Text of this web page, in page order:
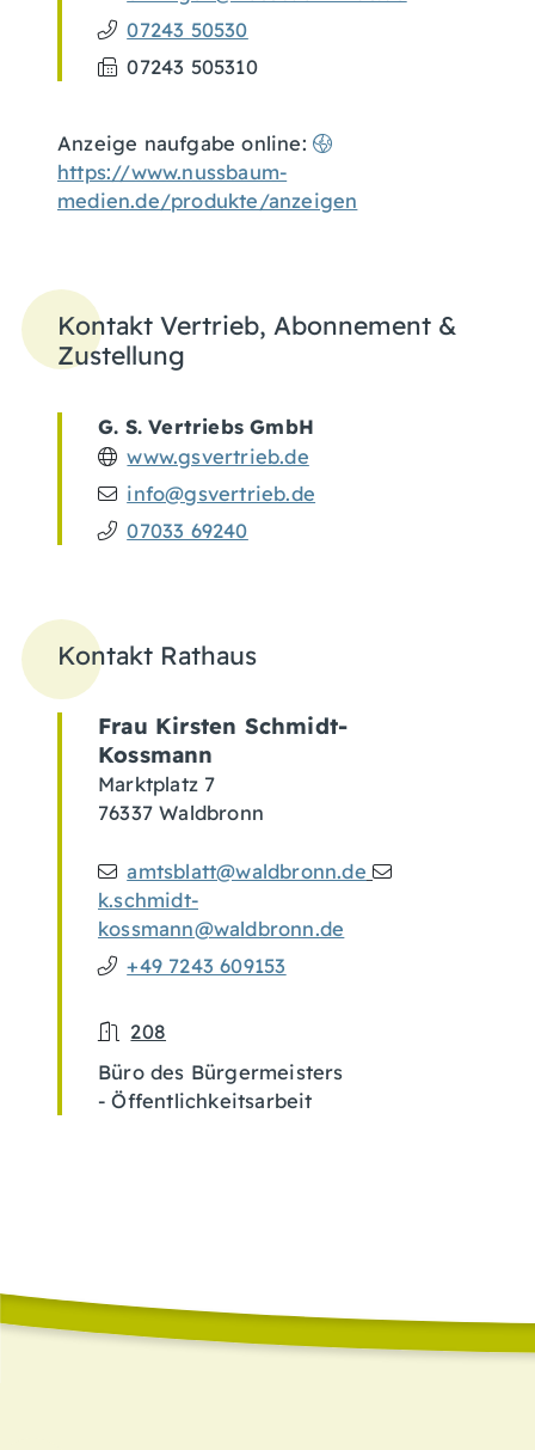
07243 50530
07243 505310
Anzeige naufgabe online:
https://www.nussbaum-
medien.de/produkte/anzeigen
Kontakt Vertrieb, Abonnement &
Zustellung
G. S. Vertriebs GmbH
www.gsvertrieb.de
info@gsvertrieb.de
07033 69240
Kontakt Rathaus
Frau Kirsten Schmidt-
Kossmann
Marktplatz 7
76337 Waldbronn
amtsblatt@waldbronn.de
k.schmidt-
kossmann@waldbronn.de
+49 7243 609153
208
Büro des Bürgermeisters
- Öffentlichkeitsarbeit